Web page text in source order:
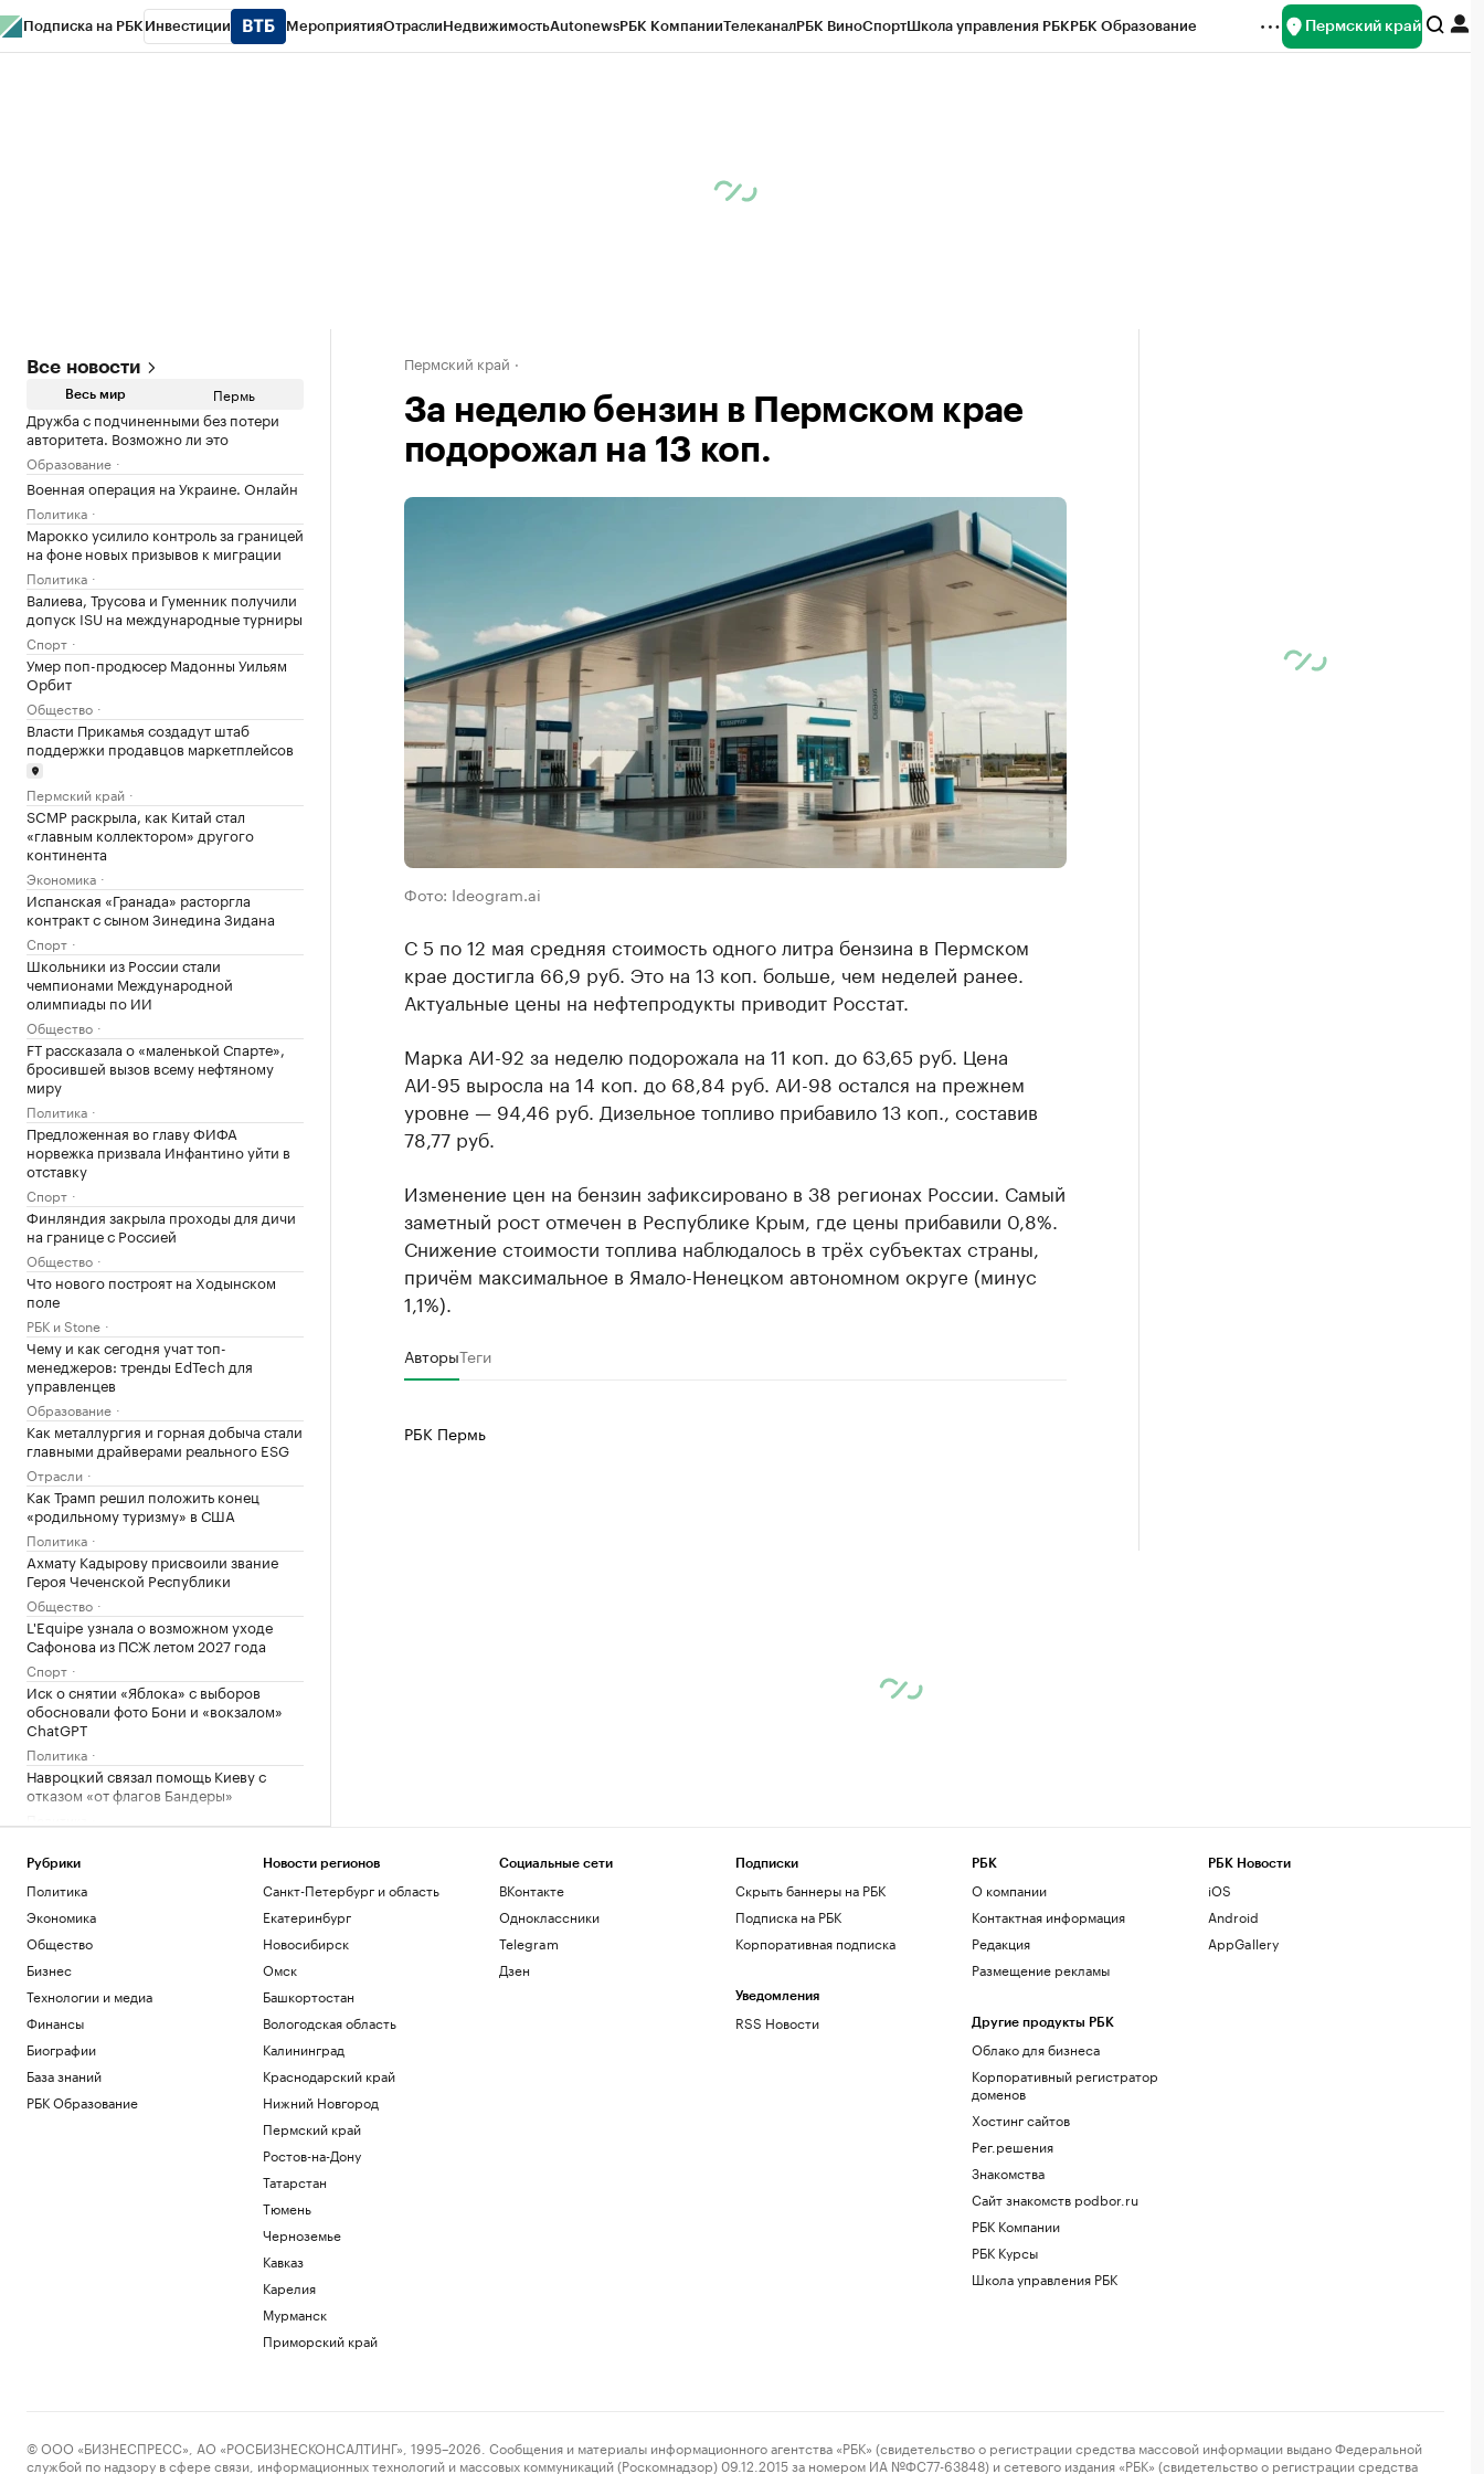
Подписка на РБК Инвестиции МероприятияОтраслиНедвижимостьAutonewsРБК КомпанииТелеканалРБК ВиноСпортШкола управления РБКРБК Образование Пермский край
Все новости
Весь мир Пермь
Дружба с подчиненными без потери
авторитета. Возможно ли это
Образование
Военная операция на Украине. Онлайн
Политика
Марокко усилило контроль за границей
на фоне новых призывов к миграции
Политика
Валиева, Трусова и Гуменник получили
допуск ISU на международные турниры
Спорт
Умер поп-продюсер Мадонны Уильям
Орбит
Общество
Власти Прикамья создадут штаб
поддержки продавцов маркетплейсов
Пермский край
SCMP раскрыла, как Китай стал
«главным коллектором» другого
континента
Экономика
Испанская «Гранада» расторгла
контракт с сыном Зинедина Зидана
Спорт
Школьники из России стали
чемпионами Международной
олимпиады по ИИ
Общество
FT рассказала о «маленькой Спарте»,
бросившей вызов всему нефтяному
миру
Политика
Предложенная во главу ФИФА
норвежка призвала Инфантино уйти в
отставку
Спорт
Финляндия закрыла проходы для дичи
на границе с Россией
Общество
Что нового построят на Ходынском
поле
РБК и Stone
Чему и как сегодня учат топ-
менеджеров: тренды EdTech для
управленцев
Образование
Как металлургия и горная добыча стали
главными драйверами реального ESG
Отрасли
Как Трамп решил положить конец
«родильному туризму» в США
Политика
Ахмату Кадырову присвоили звание
Героя Чеченской Республики
Общество
L'Equipe узнала о возможном уходе
Сафонова из ПСЖ летом 2027 года
Спорт
Иск о снятии «Яблока» с выборов
обосновали фото Бони и «вокзалом»
ChatGPT
Политика
Навроцкий связал помощь Киеву с
отказом «от флагов Бандеры»
Пермский край
За неделю бензин в Пермском крае
подорожал на 13 коп.
Фото: Ideogram.ai
С 5 по 12 мая средняя стоимость одного литра бензина в Пермском
крае достигла 66,9 руб. Это на 13 коп. больше, чем неделей ранее.
Актуальные цены на нефтепродукты приводит Росстат.
Марка АИ-92 за неделю подорожала на 11 коп. до 63,65 руб. Цена
АИ-95 выросла на 14 коп. до 68,84 руб. АИ-98 остался на прежнем
уровне — 94,46 руб. Дизельное топливо прибавило 13 коп., составив
78,77 руб.
Изменение цен на бензин зафиксировано в 38 регионах России. Самый
заметный рост отмечен в Республике Крым, где цены прибавили 0,8%.
Снижение стоимости топлива наблюдалось в трёх субъектах страны,
причём максимальное в Ямало-Ненецком автономном округе (минус
1,1%).
АвторыТеги
РБК Пермь
Рубрики
Политика
Экономика
Общество
Бизнес
Технологии и медиа
Финансы
Биографии
База знаний
РБК Образование
Новости регионов
Санкт-Петербург и область
Екатеринбург
Новосибирск
Омск
Башкортостан
Вологодская область
Калининград
Краснодарский край
Нижний Новгород
Пермский край
Ростов-на-Дону
Татарстан
Тюмень
Черноземье
Кавказ
Карелия
Мурманск
Приморский край
Социальные сети
ВКонтакте
Одноклассники
Telegram
Дзен
Подписки
Скрыть баннеры на РБК
Подписка на РБК
Корпоративная подписка
Уведомления
RSS Новости
РБК
О компании
Контактная информация
Редакция
Размещение рекламы
Другие продукты РБК
Облако для бизнеса
Корпоративный регистратор
доменов
Хостинг сайтов
Рег.решения
Знакомства
Сайт знакомств podbor.ru
РБК Компании
РБК Курсы
Школа управления РБК
РБК Новости
iOS
Android
AppGallery
© ООО «БИЗНЕСПРЕСС», АО «РОСБИЗНЕСКОНСАЛТИНГ», 1995–2026. Сообщения и материалы информационного агентства «РБК» (свидетельство о регистрации средства массовой информации выдано Федеральной
службой по надзору в сфере связи, информационных технологий и массовых коммуникаций (Роскомнадзор) 09.12.2015 за номером ИА №ФС77-63848) и сетевого издания «РБК» (свидетельство о регистрации средства